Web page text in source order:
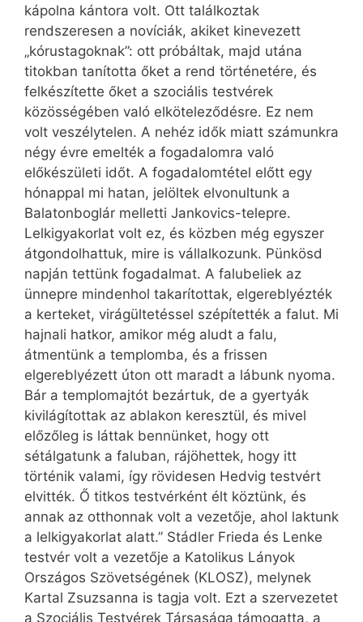
kápolna kántora volt. Ott találkoztak
rendszeresen a novíciák, akiket kinevezett
„kórustagoknak”: ott próbáltak, majd utána
titokban tanította őket a rend történetére, és
felkészítette őket a szociális testvérek
közösségében való elköteleződésre. Ez nem
volt veszélytelen. A nehéz idők miatt számunkra
négy évre emelték a fogadalomra való
előkészületi időt. A fogadalomtétel előtt egy
hónappal mi hatan, jelöltek elvonultunk a
Balatonboglár melletti Jankovics-telepre.
Lelkigyakorlat volt ez, és közben még egyszer
átgondolhattuk, mire is vállalkozunk. Pünkösd
napján tettünk fogadalmat. A falubeliek az
ünnepre mindenhol takarítottak, elgereblyézték
a kerteket, virágültetéssel szépítették a falut. Mi
hajnali hatkor, amikor még aludt a falu,
átmentünk a templomba, és a frissen
elgereblyézett úton ott maradt a lábunk nyoma.
Bár a templomajtót bezártuk, de a gyertyák
kivilágítottak az ablakon keresztül, és mivel
előzőleg is láttak bennünket, hogy ott
sétálgatunk a faluban, rájöhettek, hogy itt
történik valami, így rövidesen Hedvig testvért
elvitték. Ő titkos testvérként élt köztünk, és
annak az otthonnak volt a vezetője, ahol laktunk
a lelkigyakorlat alatt.” Stádler Frieda és Lenke
testvér volt a vezetője a Katolikus Lányok
Országos Szövetségének (KLOSZ), melynek
Kartal Zsuzsanna is tagja volt. Ezt a szervezetet
a Szociális Testvérek Társasága támogatta, a